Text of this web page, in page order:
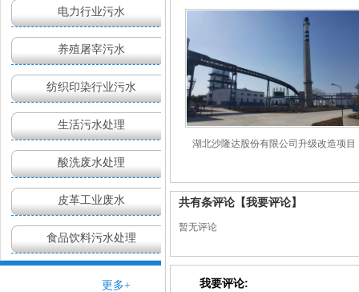
电力行业污水
养殖屠宰污水
纺织印染行业污水
生活污水处理
酸洗废水处理
皮革工业废水
食品饮料污水处理
更多+
湖北沙隆达股份有限公司升级改造项目
共有条评论 【我要评论】
暂无评论
我要评论: